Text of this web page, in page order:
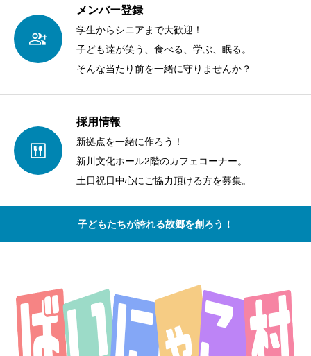
メンバー登録
学生からシニアまで大歓迎！
子ども達が笑う、食べる、学ぶ、眠る。
そんな当たり前を一緒に守りませんか？
採用情報
新拠点を一緒に作ろう！
新川文化ホール2階のカフェコーナー。
土日祝日中心にご協力頂ける方を募集。
子どもたちが誇れる故郷を創ろう！